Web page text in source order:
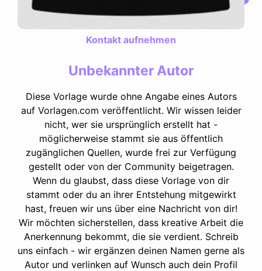
Kontakt aufnehmen
Unbekannter Autor
Diese Vorlage wurde ohne Angabe eines Autors
auf Vorlagen.com veröffentlicht. Wir wissen leider
nicht, wer sie ursprünglich erstellt hat -
möglicherweise stammt sie aus öffentlich
zugänglichen Quellen, wurde frei zur Verfügung
gestellt oder von der Community beigetragen.
Wenn du glaubst, dass diese Vorlage von dir
stammt oder du an ihrer Entstehung mitgewirkt
hast, freuen wir uns über eine Nachricht von dir!
Wir möchten sicherstellen, dass kreative Arbeit die
Anerkennung bekommt, die sie verdient. Schreib
uns einfach - wir ergänzen deinen Namen gerne als
Autor und verlinken auf Wunsch auch dein Profil